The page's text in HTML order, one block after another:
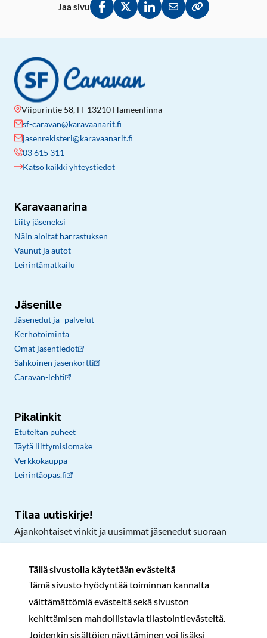
Tällä sivustolla käytetään evästeitä
Tämä sivusto hyödyntää toiminnan kannalta
välttämättömiä evästeitä sekä sivuston
kehittämisen mahdollistavia tilastointievästeitä.
Joidenkin sisältöjen näyttäminen voi lisäksi
Jaa sivu
Jaa Facebookissa
Jaa Twitterissä
Jaa LinkedInissä
Jaa sähköpostitse
Kopioi linkki
Viipurintie 58, FI-13210 Hämeenlinna
sf-caravan@karavaanarit.fi
jasenrekisteri@karavaanarit.fi
03 615 311
Katso kaikki yhteystiedot
Karavaanarina
Liity jäseneksi
Näin aloitat harrastuksen
Vaunut ja autot
Leirintämatkailu
Jäsenille
Jäsenedut ja -palvelut
Kerhotoiminta
Omat jäsentiedot
Sähköinen jäsenkortti
Caravan-lehti
Pikalinkit
Etuteltan puheet
Täytä liittymislomake
Verkkokauppa
Leirintäopas.fi
Tilaa uutiskirje!
Ajankohtaiset vinkit ja uusimmat jäsenedut suoraan